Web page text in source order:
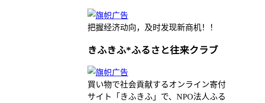
把握经济动向，及时发现新商机！！
きふきふ*ふるさと往来クラブ
買い物で社会貢献するオンライン寄付
サイト「きふきふ」で、NPO法人ふる